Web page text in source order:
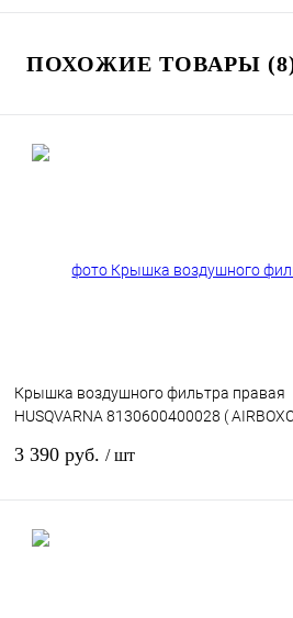
ПОХОЖИЕ ТОВАРЫ
Крышка воздушного фильтра правая
HUSQVARNA 8130600400028 (
3 390 руб. / шт